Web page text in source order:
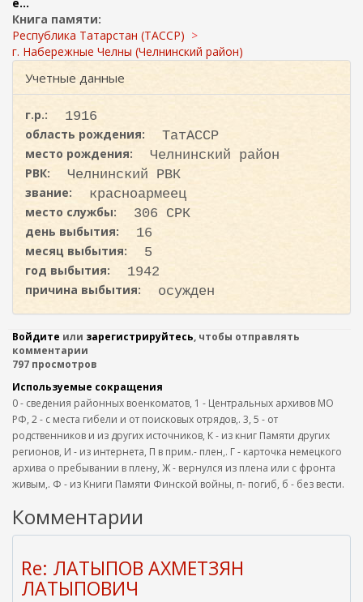
и
с
к
Книга памяти:
Республика Татарстан (ТАССР)
г. Набережные Челны (Челнинский район)
Учетные данные
г.р.:
1916
область рождения:
ТатАССР
место рождения:
Челнинский район
РВК:
Челнинский РВК
звание:
красноармеец
место службы:
306 СРК
день выбытия:
16
месяц выбытия:
5
год выбытия:
1942
причина выбытия:
осужден
Войдите или зарегистрируйтесь, чтобы отправлять
комментарии
797 просмотров
Используемые сокращения
0 - сведения районных военкоматов, 1 - Центральных архивов МО
РФ, 2 - с места гибели и от поисковых отрядов,. 3, 5 - от
родственников и из других источников, К - из книг Памяти других
регионов, И - из интернета, П в прим.- плен,. Г - карточка немецкого
архива о пребывании в плену, Ж - вернулся из плена или с фронта
живым,. Ф - из Книги Памяти Финской войны, п- погиб, б - без вести.
Комментарии
Re: ЛАТЫПОВ АХМЕТЗЯН
ЛАТЫПОВИЧ